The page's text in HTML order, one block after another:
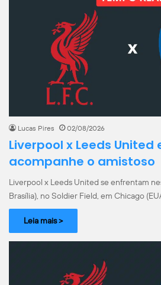
Lucas Pires 02/08/2026
Liverpool x Leeds
acompanhe o amistoso
Liverpool x Leeds United se enfrentam
Brasília), no Soldier Field, em Chicago
Leia mais >